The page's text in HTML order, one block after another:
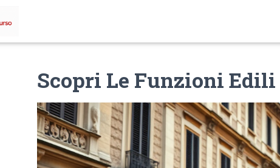
Scopri Le Funzioni Edili